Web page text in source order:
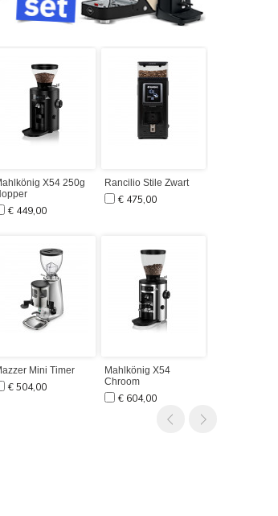
X54 250g
€ 449,00
Rancilio Stile Zwart
€ 475,00
Mini Timer
€ 504,00
Mahlkönig X54
Chroom
€ 604,00